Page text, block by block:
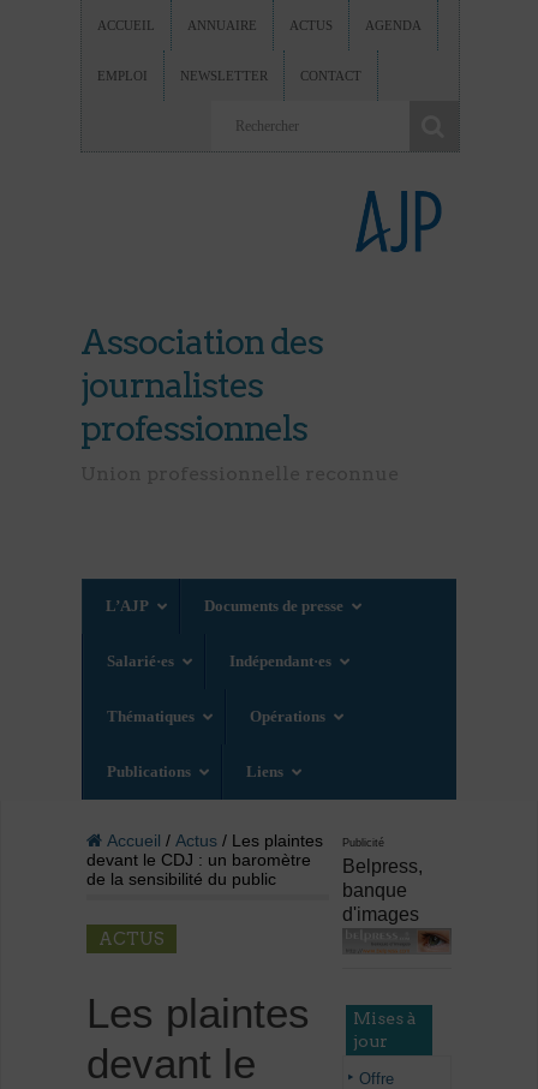
ACCUEIL ANNUAIRE ACTUS AGENDA
EMPLOI NEWSLETTER CONTACT
Association des
journalistes
professionnels
L’AJP Documents de presse
Salarié·es Indépendant·es
Thématiques Opérations
Publications Liens
Accueil / Actus/ Les plaintes
devant le CDJ : un baromètre
de la sensibilité du public
ACTUS
Les plaintes
devant le
Publicité
Belpress,
banque
d'images
Mises à
jour
Offre